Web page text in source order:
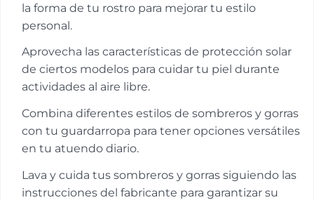
la forma de tu rostro para mejorar tu estilo
personal.
Aprovecha las características de protección solar
de ciertos modelos para cuidar tu piel durante
actividades al aire libre.
Combina diferentes estilos de sombreros y gorras
con tu guardarropa para tener opciones versátiles
en tu atuendo diario.
Lava y cuida tus sombreros y gorras siguiendo las
instrucciones del fabricante para garantizar su